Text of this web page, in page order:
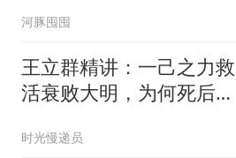
河豚囤囤
王立群精讲：一己之力救
活衰败大明，为何死后落
时光慢递员